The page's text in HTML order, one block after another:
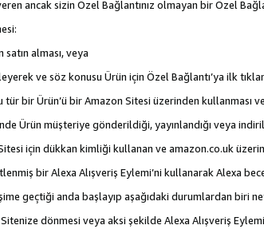
ancak sizin Özel Bağlantınız olmayan bir Özel
alması, veya
ve söz konusu Ürün için Özel Bağlantı’ya ilk
bir Ürün’ü bir Amazon Sitesi üzerinden kullanması
Ürün müşteriye gönderildiği, yayınlandığı veya
için dükkan kimliği kullanan ve amazon.co.uk
bir Alexa Alışveriş Eylemi’ni kullanarak Alexa
geçtiği anda başlayıp aşağıdaki durumlardan biri
dönmesi veya aksi şekilde Alexa Alışveriş